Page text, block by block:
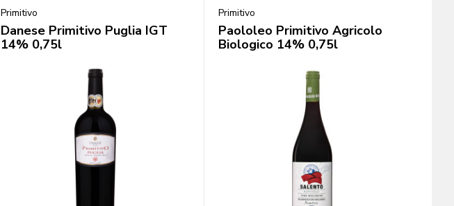
Primitivo
Danese Primitivo Puglia IGT
14% 0,75l
Primitivo
Paololeo Primitivo Agricolo
Biologico 14% 0,75l